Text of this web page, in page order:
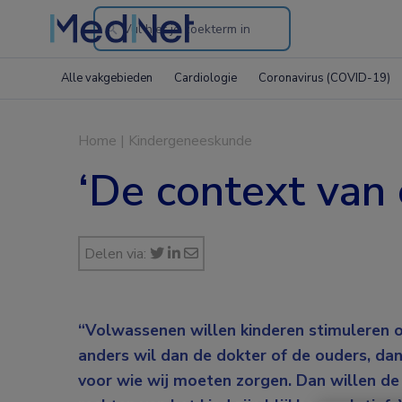
Search
the
Alle vakgebieden Cardiologie Coronavirus (COVID-19)
Home | Kindergeneeskunde
‘De context
Delen via:
“Volwassenen willen kinderen stimuleren
anders wil dan de dokter of de ouders,
voor wie wij moeten zorgen. Dan willen